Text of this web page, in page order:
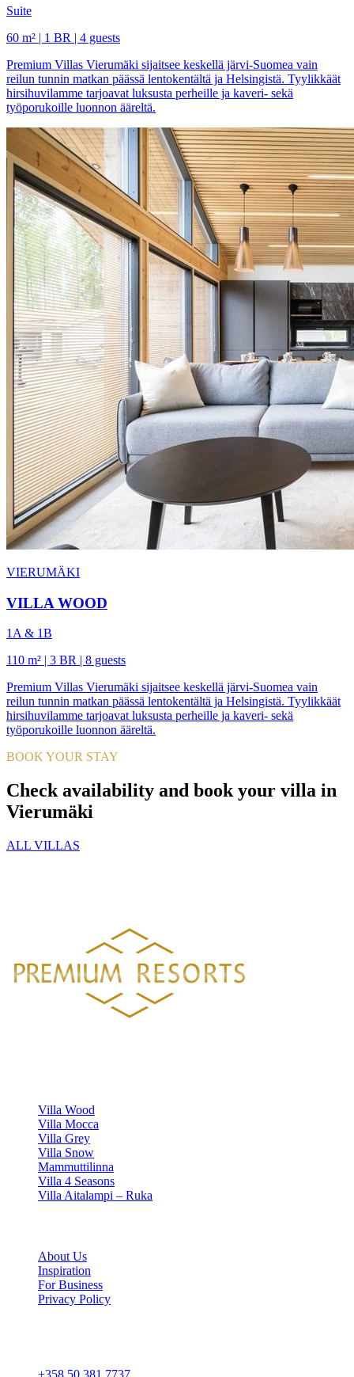
Suite
60 m² | 1 BR | 4 guests
Premium Villas Vierumäki sijaitsee keskellä järvi-Suomea vain
reilun tunnin matkan päässä lentokentältä ja Helsingistä. Tyylikkäät
hirsihuvilamme tarjoavat luksusta perheille ja kaveri- sekä
työporukoille luonnon ääreltä.
VIERUMÄKI
VILLA WOOD
1A & 1B
110 m² | 3 BR | 8 guests
Premium Villas Vierumäki sijaitsee keskellä järvi-Suomea vain
reilun tunnin matkan päässä lentokentältä ja Helsingistä. Tyylikkäät
hirsihuvilamme tarjoavat luksusta perheille ja kaveri- sekä
työporukoille luonnon ääreltä.
BOOK YOUR STAY
Check availability and book your villa in
Vierumäki
ALL VILLAS
Villa Wood
Villa Mocca
Villa Grey
Villa Snow
Mammuttilinna
Villa 4 Seasons
Villa Aitalampi – Ruka
About Us
Inspiration
For Business
Privacy Policy